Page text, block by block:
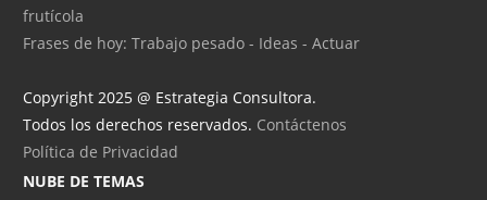
frutícola
Frases de hoy: Trabajo pesado - Ideas - Actuar
Copyright 2025 @ Estrategia Consultora.
Todos los derechos reservados. Contáctenos
Política de Privacidad
NUBE DE TEMAS